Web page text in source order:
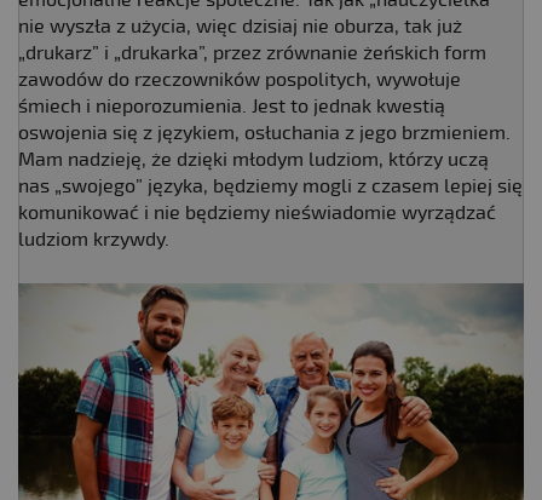
nie wyszła z użycia, więc dzisiaj nie oburza, tak już
„drukarz” i „drukarka”, przez zrównanie żeńskich form
zawodów do rzeczowników pospolitych, wywołuje
śmiech i nieporozumienia. Jest to jednak kwestią
oswojenia się z językiem, osłuchania z jego brzmieniem.
Mam nadzieję, że dzięki młodym ludziom, którzy uczą
nas „swojego” języka, będziemy mogli z czasem lepiej się
komunikować i nie będziemy nieświadomie wyrządzać
ludziom krzywdy.